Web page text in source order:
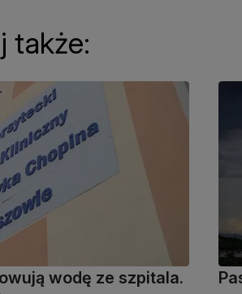
także:
wodę ze szpitala.